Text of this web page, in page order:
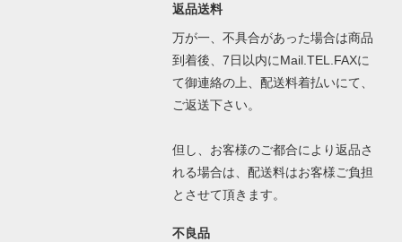
返品送料
万が一、不具合があった場合は商品
到着後、7日以内にMail.TEL.FAXに
て御連絡の上、配送料着払いにて、
ご返送下さい。
但し、お客様のご都合により返品さ
れる場合は、配送料はお客様ご負担
とさせて頂きます。
不良品